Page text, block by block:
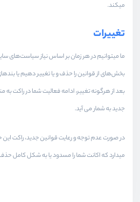
میکند.
تغییرات
ما میتوانیم در هر زمان بر اساس نیاز سیاست‌های
بخش‌های از قوانین را حذف و یا تغییر دهیم یا
بعد از هرگونه تغییر، ادامه فعالیت شما در راکت به
جدید به شمار می آید.
در صورت عدم توجه و رعایت قوانین جدید، راکت
میدارد که اکانت شما را مسدود یا به شکل کامل